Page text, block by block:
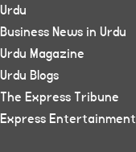
Urdu
Business News in Urdu
Urdu Magazine
Urdu Blogs
The Express Tribune
Express Entertainment